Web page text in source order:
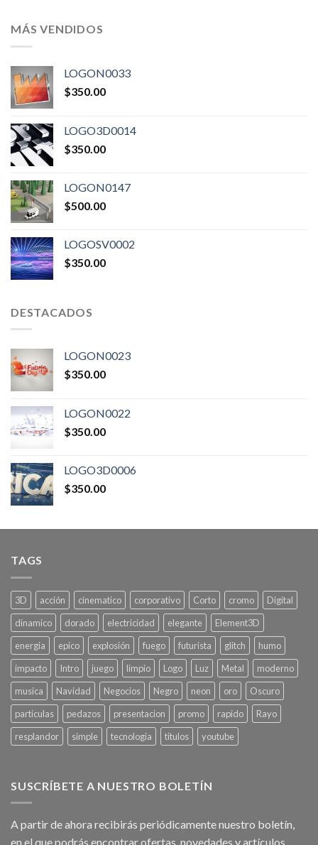
MÁS VENDIDOS
LOGON0033
$350.00
LOGO3D0014
$350.00
LOGON0147
$500.00
LOGOSV0002
$350.00
DESTACADOS
LOGON0023
$350.00
LOGON0022
$350.00
LOGO3D0006
$350.00
TAGS
3D acción cinematico corporativo Corto cromo
Digital
dinamico
dorado electricidad elegante
Element3D
energia
epico explosión fuego futurista glitch
humo
impacto
Intro juego limpio Logo Luz Metal
moderno
musica
Navidad Negocios Negro neon oro
Oscuro
particulas
pedazos presentacion promo rapido
Rayo
resplandor
simple tecnologia titulos youtube
SUSCRÍBETE A NUESTRO BOLETÍN
A partir de ahora recibirás periódicamente nuestro boletín,
en el que podrás encontrar ofertas, novedades y artículos